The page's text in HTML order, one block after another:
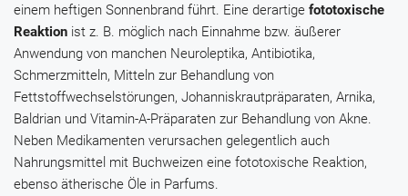
einem heftigen Sonnenbrand führt. Eine derartige fototoxische
Reaktion ist z. B. möglich nach Einnahme bzw. äußerer
Anwendung von manchen Neuroleptika, Antibiotika,
Schmerzmitteln, Mitteln zur Behandlung von
Fettstoffwechselstörungen, Johanniskrautpräparaten, Arnika,
Baldrian und Vitamin-A-Präparaten zur Behandlung von Akne.
Neben Medikamenten verursachen gelegentlich auch
Nahrungsmittel mit Buchweizen eine fototoxische Reaktion,
ebenso ätherische Öle in Parfums.